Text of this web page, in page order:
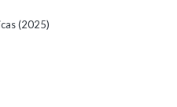
(2025)